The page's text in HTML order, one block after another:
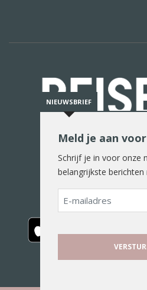
De reiswereld in
NIEUWSBRIEF
Meld je aan
Schrijf je in voor onze
belangrijkste berichten
E-
mailadres